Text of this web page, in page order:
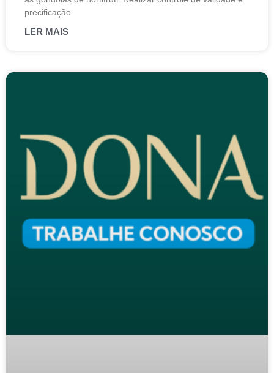
precificação
LER MAIS